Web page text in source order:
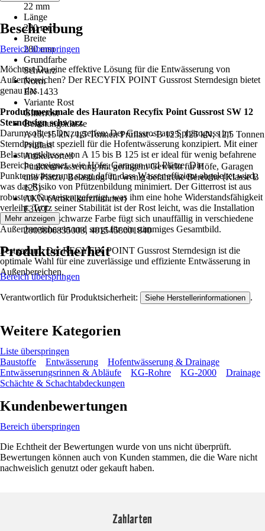
22 mm
Länge
280 mm
Breite
280 mm
Grundfarbe
Schwarz
Norm
EN 1433
Variante Rost
Gitterrost
Belastungsklasse
A 15, 15 kN, 1,5 Tonnen Prüflast - B 125, 125 kN, 12,5 Tonnen
Prüflast
Artikelvorteil
Punktentwässerung mit geringem Gewicht für Höfe, Garagen
und Plätze, Belastung: für wenig befahrene Bereiche (Klasse B
125)
AKN (Artikelkurznummer)
F3WT
EAN
2003806835003, 4015458001840
Beschreibung
Bereich überspringen
Möchtest Du eine effektive Lösung für die Entwässerung von
Außenbereichen? Der RECYFIX POINT Gussrost Sterndesign bietet
genau das.
Produktmerkmale des Hauraton Recyfix Point Gussrost SW 12
Sterndesign schwarz
Darum solltest Du zugreifen: Der Gussrost aus Sphäroguss im
Sterndesign ist speziell für die Hofentwässerung konzipiert. Mit einer
Belastungsklasse von A 15 bis B 125 ist er ideal für wenig befahrene
Bereiche geeignet, wie Höfe, Garagen und Plätze. Die
Punktentwässerung sorgt dafür, dass Wasser effizient abgeleitet wird,
was das Risiko von Pfützenbildung minimiert. Der Gitterrost ist aus
robustem Gusseisen gefertigt, was ihm eine hohe Widerstandsfähigkeit
verleiht. Trotz seiner Stabilität ist der Rost leicht, was die Installation
erleichtert. Die schwarze Farbe fügt sich unauffällig in verschiedene
Außenbereiche ein und sorgt für ein stimmiges Gesamtbild.
Festgezurrt: Der RECYFIX POINT Gussrost Sterndesign ist die
optimale Wahl für eine zuverlässige und effiziente Entwässerung in
Außenbereichen.
Mehr anzeigen
Produktsicherheit
Bereich überspringen
Verantwortlich für Produktsicherheit: Siehe Herstellerinformationen .
Weitere Kategorien
Liste überspringen
Baustoffe
Entwässerung
Hofentwässerung & Drainage
Entwässerungsrinnen & Abläufe
KG-Rohre KG-2000
Drainage
Schächte & Schachtabdeckungen
Kundenbewertungen
Bereich überspringen
Die Echtheit der Bewertungen wurde von uns nicht überprüft.
Bewertungen können auch von Kunden stammen, die die Ware nicht
nachweislich genutzt oder gekauft haben.
Zahlarten